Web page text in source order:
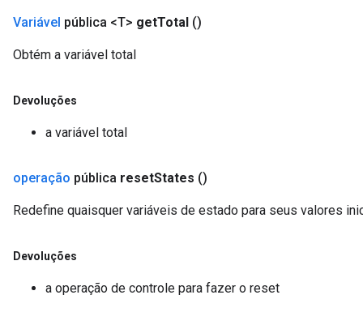
Variável pública <T> getTotal ()
Obtém a variável total
Devoluções
a variável total
operação pública resetStates ()
Redefine quaisquer variáveis ​​de estado para seus valores
Devoluções
a operação de controle para fazer o reset